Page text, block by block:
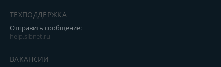
ТЕХПОДДЕРЖКА
Отправить сообщение:
help.sibnet.ru
ВАКАНСИИ